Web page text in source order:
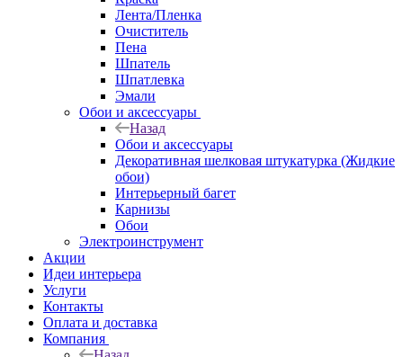
Лента/Пленка
Очиститель
Пена
Шпатель
Шпатлевка
Эмали
Обои и аксессуары
Назад
Обои и аксессуары
Декоративная шелковая штукатурка (Жидкие
обои)
Интерьерный багет
Карнизы
Обои
Электроинструмент
Акции
Идеи интерьера
Услуги
Контакты
Оплата и доставка
Компания